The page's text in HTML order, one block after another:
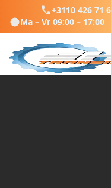
+3110 426 71
Ma – Vr 09:00 – 17:00